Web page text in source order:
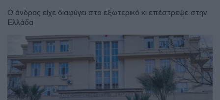
Ο άνδρας είχε διαφύγει στο εξωτερικό κι επέστρεψε στην
Ελλάδα